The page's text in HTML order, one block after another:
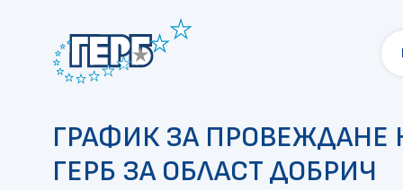
ГРАФИК ЗА
ГЕРБ ЗА ОБЛАСТ ДОБРИЧ